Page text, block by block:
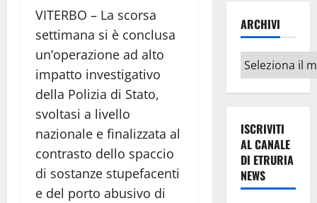
VITERBO – La scorsa
settimana si è conclusa
un’operazione ad alto
impatto investigativo
della Polizia di Stato,
svoltasi a livello
nazionale e finalizzata al
contrasto dello spaccio
di sostanze stupefacenti
e del porto abusivo di
ARCHIVI
Archivi
ISCRIVITI
AL CANALE
DI ETRURIA
NEWS